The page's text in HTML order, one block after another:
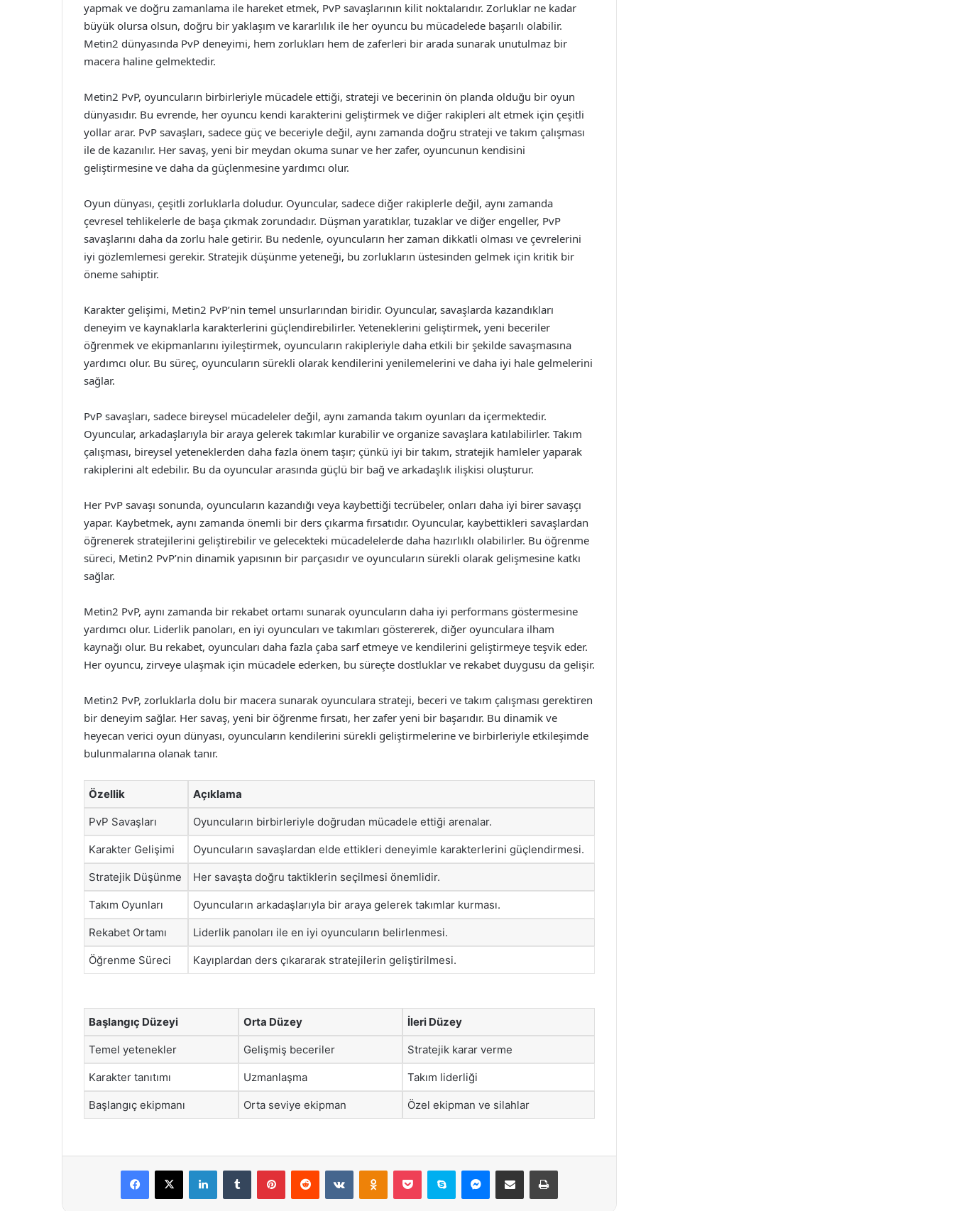
yapmak ve doğru zamanlama ile hareket etmek, PvP savaşlarının kilit noktalarıdır. Zorluklar ne kadar
büyük olursa olsun, doğru bir yaklaşım ve kararlılık ile her oyuncu bu mücadelede başarılı olabilir.
Metin2 dünyasında PvP deneyimi, hem zorlukları hem de zaferleri bir arada sunarak unutulmaz bir
macera haline gelmektedir.
Metin2 PvP, oyuncuların birbirleriyle mücadele ettiği, strateji ve becerinin ön planda olduğu bir oyun
dünyasıdır. Bu evrende, her oyuncu kendi karakterini geliştirmek ve diğer rakipleri alt etmek için çeşitli
yollar arar. PvP savaşları, sadece güç ve beceriyle değil, aynı zamanda doğru strateji ve takım çalışması
ile de kazanılır. Her savaş, yeni bir meydan okuma sunar ve her zafer, oyuncunun kendisini
geliştirmesine ve daha da güçlenmesine yardımcı olur.
Oyun dünyası, çeşitli zorluklarla doludur. Oyuncular, sadece diğer rakiplerle değil, aynı zamanda
çevresel tehlikelerle de başa çıkmak zorundadır. Düşman yaratıklar, tuzaklar ve diğer engeller, PvP
savaşlarını daha da zorlu hale getirir. Bu nedenle, oyuncuların her zaman dikkatli olması ve çevrelerini
iyi gözlemlemesi gerekir. Stratejik düşünme yeteneği, bu zorlukların üstesinden gelmek için kritik bir
öneme sahiptir.
Karakter gelişimi, Metin2 PvP’nin temel unsurlarından biridir. Oyuncular, savaşlarda kazandıkları
deneyim ve kaynaklarla karakterlerini güçlendirebilirler. Yeteneklerini geliştirmek, yeni beceriler
öğrenmek ve ekipmanlarını iyileştirmek, oyuncuların rakipleriyle daha etkili bir şekilde savaşmasına
yardımcı olur. Bu süreç, oyuncuların sürekli olarak kendilerini yenilemelerini ve daha iyi hale gelmelerini
sağlar.
PvP savaşları, sadece bireysel mücadeleler değil, aynı zamanda takım oyunları da içermektedir.
Oyuncular, arkadaşlarıyla bir araya gelerek takımlar kurabilir ve organize savaşlara katılabilirler. Takım
çalışması, bireysel yeteneklerden daha fazla önem taşır; çünkü iyi bir takım, stratejik hamleler yaparak
rakiplerini alt edebilir. Bu da oyuncular arasında güçlü bir bağ ve arkadaşlık ilişkisi oluşturur.
Her PvP savaşı sonunda, oyuncuların kazandığı veya kaybettiği tecrübeler, onları daha iyi birer savaşçı
yapar. Kaybetmek, aynı zamanda önemli bir ders çıkarma fırsatıdır. Oyuncular, kaybettikleri savaşlardan
öğrenerek stratejilerini geliştirebilir ve gelecekteki mücadelelerde daha hazırlıklı olabilirler. Bu öğrenme
süreci, Metin2 PvP’nin dinamik yapısının bir parçasıdır ve oyuncuların sürekli olarak gelişmesine katkı
sağlar.
Metin2 PvP, aynı zamanda bir rekabet ortamı sunarak oyuncuların daha iyi performans göstermesine
yardımcı olur. Liderlik panoları, en iyi oyuncuları ve takımları göstererek, diğer oyunculara ilham
kaynağı olur. Bu rekabet, oyuncuları daha fazla çaba sarf etmeye ve kendilerini geliştirmeye teşvik eder.
Her oyuncu, zirveye ulaşmak için mücadele ederken, bu süreçte dostluklar ve rekabet duygusu da gelişir.
Metin2 PvP, zorluklarla dolu bir macera sunarak oyunculara strateji, beceri ve takım çalışması gerektiren
bir deneyim sağlar. Her savaş, yeni bir öğrenme fırsatı, her zafer yeni bir başarıdır. Bu dinamik ve
heyecan verici oyun dünyası, oyuncuların kendilerini sürekli geliştirmelerine ve birbirleriyle etkileşimde
bulunmalarına olanak tanır.
Özellik Açıklama
PvP Savaşları Oyuncuların birbirleriyle doğrudan mücadele ettiği arenalar.
Karakter Gelişimi Oyuncuların savaşlardan elde ettikleri deneyimle karakterlerini güçlendirmesi.
Stratejik Düşünme Her savaşta doğru taktiklerin seçilmesi önemlidir.
Takım Oyunları Oyuncuların arkadaşlarıyla bir araya gelerek takımlar kurması.
Rekabet Ortamı Liderlik panoları ile en iyi oyuncuların belirlenmesi.
Öğrenme Süreci Kayıplardan ders çıkararak stratejilerin geliştirilmesi.
Başlangıç Düzeyi Orta Düzey İleri Düzey
Temel yetenekler Gelişmiş beceriler Stratejik karar verme
Karakter tanıtımı Uzmanlaşma Takım liderliği
Başlangıç ekipmanı Orta seviye ekipman Özel ekipman ve silahlar
Facebook
X LinkedInTumblr PinterestReddit VKontakteOdnoklassniki
Pocket Skype Messenger
E-Posta ile paylaş Yazdır